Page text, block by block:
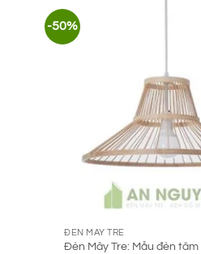
-50%
ĐÈN MÂY TRE
Đèn Mây Tre: Mẫu đèn